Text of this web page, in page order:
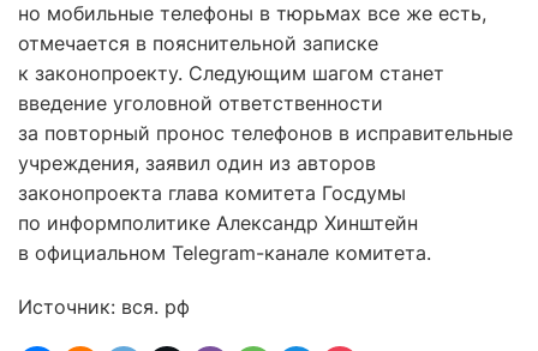
но мобильные телефоны в тюрьмах все же есть,
отмечается в пояснительной записке
к законопроекту. Следующим шагом станет
введение уголовной ответственности
за повторный пронос телефонов в исправительные
учреждения, заявил один из авторов
законопроекта глава комитета Госдумы
по информполитике Александр Хинштейн
в официальном Telegram-канале комитета.
Источник: вся. рф